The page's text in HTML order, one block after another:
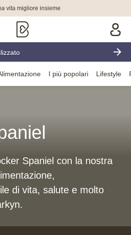
vita migliore insieme
I più popolari Lifestyle
Spaniel con la nostra
di vita, salute e molto